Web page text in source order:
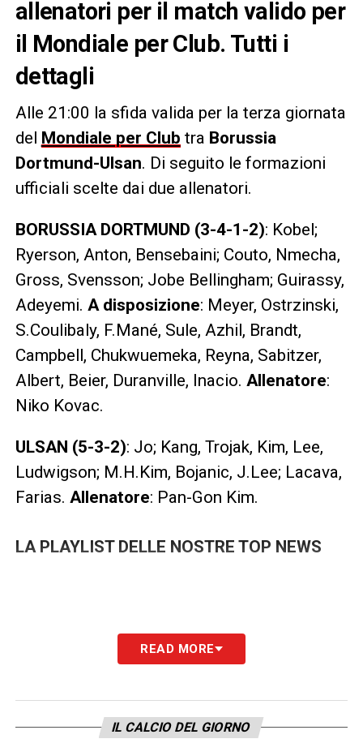
allenatori per il match valido per
il Mondiale per Club. Tutti i
dettagli
Alle 21:00 la sfida valida per la terza giornata
del Mondiale per Club tra Borussia
Dortmund-Ulsan. Di seguito le formazioni
ufficiali scelte dai due allenatori.
BORUSSIA DORTMUND (3-4-1-2): Kobel;
Ryerson, Anton, Bensebaini; Couto, Nmecha,
Gross, Svensson; Jobe Bellingham; Guirassy,
Adeyemi. A disposizione: Meyer, Ostrzinski,
S.Coulibaly, F.Mané, Sule, Azhil, Brandt,
Campbell, Chukwuemeka, Reyna, Sabitzer,
Albert, Beier, Duranville, Inacio. Allenatore:
Niko Kovac.
ULSAN (5-3-2): Jo; Kang, Trojak, Kim, Lee,
Ludwigson; M.H.Kim, Bojanic, J.Lee; Lacava,
Farias. Allenatore: Pan-Gon Kim.
LA PLAYLIST DELLE NOSTRE TOP NEWS
READ MORE
IL CALCIO DEL GIORNO